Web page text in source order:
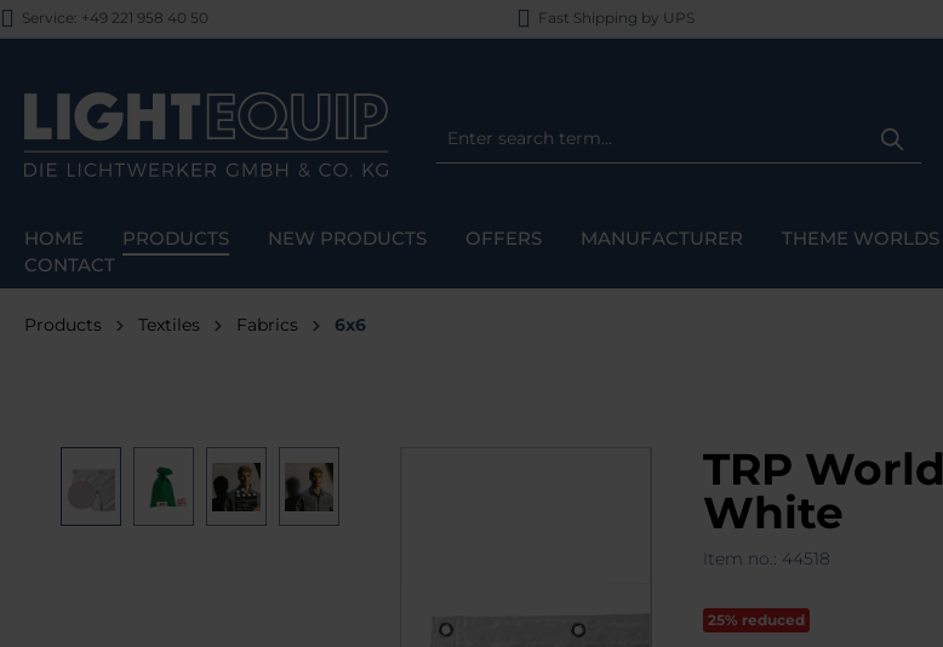
to main content
Skip to search
Skip to main navigation
Service: +49 221 958 40 50 Fast Shipping by UPS
HOME PRODUCTS NEW PRODUCTS OFFERS MANUFACTURER THEME WORLDS
CONTACT
Products Textiles Fabrics 6x6
TRP
White
Item no.: 44518
25% reduced